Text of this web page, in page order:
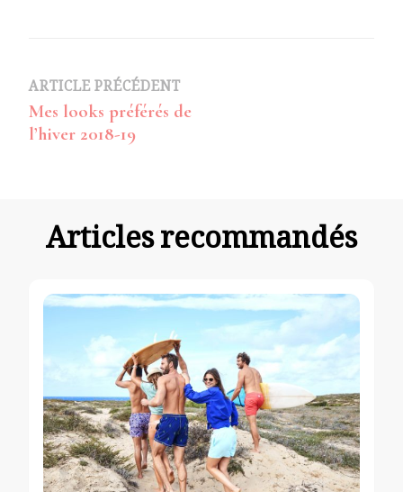
Navigation
d’article
ARTICLE PRÉCÉDENT
Mes looks préférés de
l’hiver 2018-19
Articles recommandés